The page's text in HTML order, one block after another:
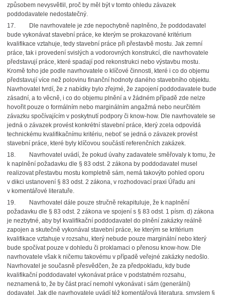
způsobem nevysvětlil, proč by měl být v tomto ohledu závazek
poddodavatele nedostatečný.
17. Dle navrhovatele je zde nepochybně naplněno, že poddodavatel
bude vykonávat stavební práce, ke kterým se prokazované kritérium
kvalifikace vztahuje, tedy stavební práce při přestavbě mostu. Jak zemní
práce, tak i provedení svislých a vodorovných konstrukcí, dle navrhovatele
představují práce, které spadají pod rekonstrukci nebo výstavbu mostu.
Kromě toho jde podle navrhovatele o klíčové činnosti, které i co do objemu
představují více než polovinu finanční hodnoty daného stavebního objektu.
Navrhovatel tvrdí, že z nabídky bylo zřejmé, že zapojení poddodavatele bude
zásadní, a to věcně, i co do objemu plnění a v žádném případě zde nelze
hovořit pouze o formálním nebo marginálním angažmá nebo neurčitém
závazku spočívajícím v poskytnutí podpory či know-how. Dle navrhovatele se
jedná o závazek provést konkrétní stavební práce, který zcela odpovídá
technickému kvalifikačnímu kritériu, neboť se jedná o závazek provést
stavební práce, které byly klíčovou součástí referenčních zakázek.
18. Navrhovatel uvádí, že pokud úvahy zadavatele směřovaly k tomu, že
k naplnění požadavku dle § 83 odst. 2 zákona by poddodavatel musel
realizovat přestavbu mostu kompletně sám, nemá takovýto pohled oporu
v dikci ustanovení § 83 odst. 2 zákona, v rozhodovací praxi Úřadu ani
v komentářové literatuře.
19. Navrhovatel dále pouze stručně rekapituluje, že k naplnění
požadavku dle § 83 odst. 2 zákona ve spojení s § 83 odst. 1 písm. d) zákona
je nezbytné, aby byl kvalifikační poddodavatel do plnění zakázky reálně
zapojen a skutečně vykonával stavební práce, ke kterým se kritérium
kvalifikace vztahuje v rozsahu, který nebude pouze marginální nebo který
bude spočívat pouze v dohledu či proklamaci o přenosu know-how. Dle
navrhovatele však k ničemu takovému v případě veřejné zakázky nedošlo.
Navrhovatel je současně přesvědčen, že za předpokladu, kdy bude
kvalifikační poddodavatel vykonávat práce v podstatném rozsahu,
neznamená to, že by část prací nemohl vykonávat i sám (generální)
dodavatel. Jak dle navrhovatele uvádí též komentářová literatura, smyslem §